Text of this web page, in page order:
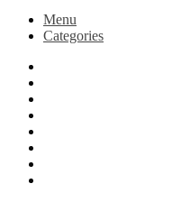
Menu
Categories